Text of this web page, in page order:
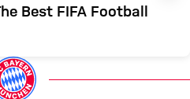
Best FIFA Football